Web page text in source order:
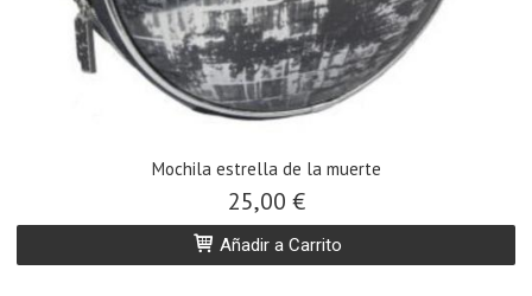
Mochila estrella de la muerte
25,00 €
Añadir a Carrito